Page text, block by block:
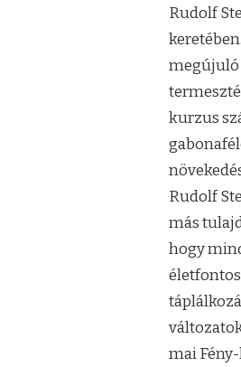
Rudolf
megújuló
kurzus
Rudolf
más
hogy
mai